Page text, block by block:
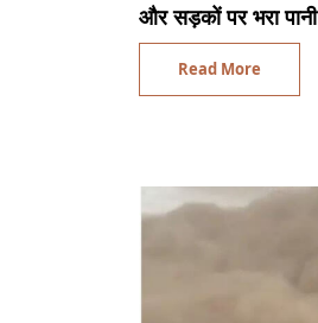
और सड़कों पर भरा पानी
Read More